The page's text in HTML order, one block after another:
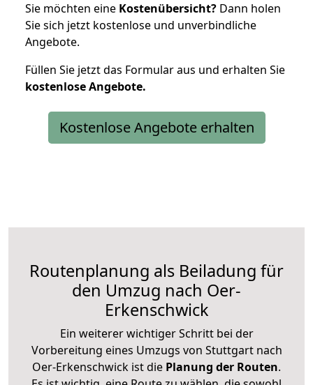
Sie möchten eine Kostenübersicht? Dann holen
Sie sich jetzt kostenlose und unverbindliche
Angebote.
Füllen Sie jetzt das Formular aus und erhalten Sie
kostenloseAngebote.
Kostenlose Angebote erhalten
Routenplanung als Beiladung für
den Umzug nach Oer-
Erkenschwick
Ein weiterer wichtiger Schritt bei der
Vorbereitung eines Umzugs von Stuttgart nach
Oer-Erkenschwick ist die Planung der Routen.